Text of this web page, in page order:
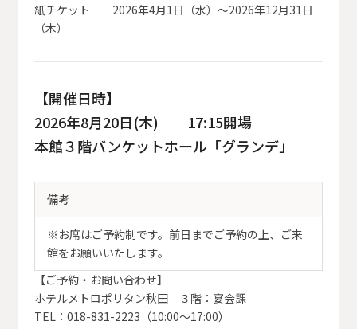
紙チケット 2026年4月1日（水）～2026年12月31日
（木）
【開催日時】
2026年8月20日(木) 17:15開場
本館３階バンケットホール「グランデ」
備考
※お席はご予約制です。前日までご予約の上、ご来
館をお願いいたします。
【ご予約・お問い合わせ】
ホテルメトロポリタン秋田 ３階：宴会課
TEL：018-831-2223（10:00～17:00）